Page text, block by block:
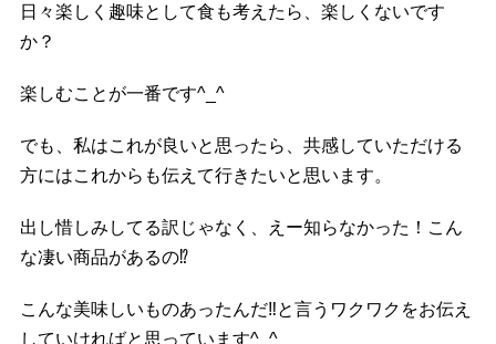
日々楽しく趣味として食も考えたら、楽しくないです
か？
楽しむことが一番です^_^
でも、私はこれが良いと思ったら、共感していただける
方にはこれからも伝えて行きたいと思います。
出し惜しみしてる訳じゃなく、えー知らなかった！こん
な凄い商品があるの⁉️
こんな美味しいものあったんだ‼️と言うワクワクをお伝え
していければと思っています^_^